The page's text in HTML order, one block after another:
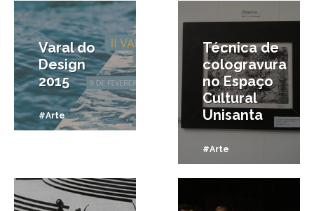
Varal do
Design
2015
#Arte
Técnica de
cologravura
no Espaço
Cultural
Unisanta
#Arte
3/03/2015